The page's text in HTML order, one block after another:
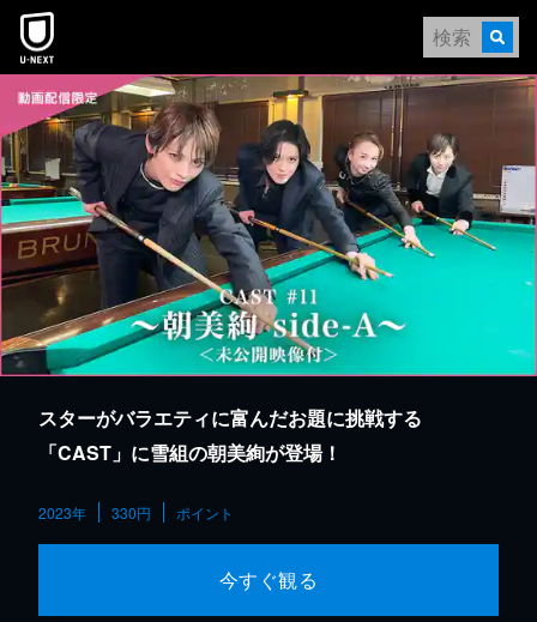
本文へスキップ
スターがバラエティに富んだお題に挑戦する
「CAST」に雪組の朝美絢が登場！
2023年 330円 ポイント
今すぐ観る